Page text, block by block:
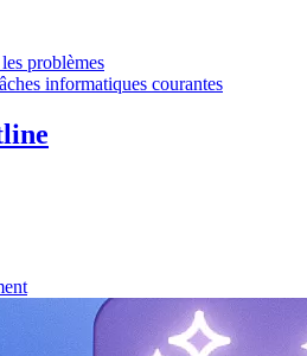
problèmes
informatiques courantes